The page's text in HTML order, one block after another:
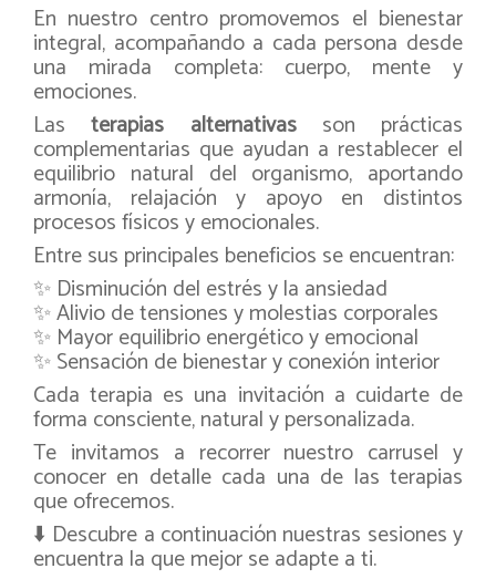
En nuestro centro promovemos el bienestar
integral, acompañando a cada persona desde
una mirada completa: cuerpo, mente y
emociones.
Lasterapias alternativasson prácticas
complementarias que ayudan a restablecer el
equilibrio natural del organismo, aportando
armonía, relajación y apoyo en distintos
procesos físicos y emocionales.
Entre sus principales beneficios se encuentran:
✨ Disminución del estrés y la ansiedad
✨ Alivio de tensiones y molestias corporales
✨ Mayor equilibrio energético y emocional
✨ Sensación de bienestar y conexión interior
Cada terapia es una invitación a cuidarte de
forma consciente, natural y personalizada.
Te invitamos a recorrer nuestro carrusel y
conocer en detalle cada una de las terapias
que ofrecemos.
⬇️ Descubre a continuación nuestras sesiones y
encuentra la que mejor se adapte a ti.